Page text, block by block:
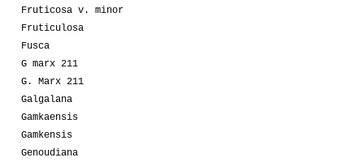
Fruticosa v. minor
Fruticulosa
Fusca
G marx 211
G. Marx 211
Galgalana
Gamkaensis
Gamkensis
Genoudiana